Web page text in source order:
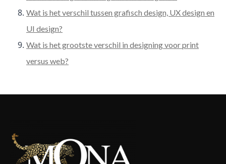
Wat is het verschil tussen grafisch design, UX design en
UI design?
Wat is het grootste verschil in designing voor print
versus web?